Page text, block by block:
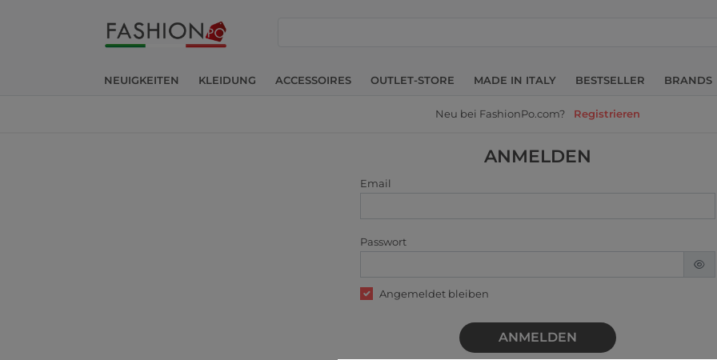
NEUIGKEITEN KLEIDUNG ACCESSOIRES OUTLET-STORE MADE IN ITALY BESTSELLER BRANDS
Neu bei FashionPo.com? Registrieren
ANMELDEN
Email
Passwort
Angemeldet bleiben
ANMELDEN